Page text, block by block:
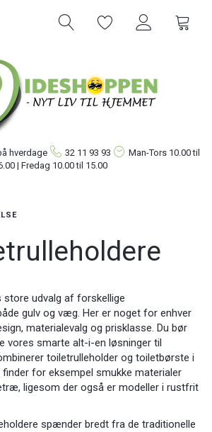
hverdage 32 11 93 93 Man-Tors 10.00 til
| Fredag 10.00 til 15.00
store udvalg af forskellige
gulv og væg. Her er noget for enhver
materialevalg og prisklasse. Du bør
vores smarte alt-i-en løsninger til
toiletrulleholder og toiletbørste i
for eksempel smukke materialer
ligesom der også er modeller i rustfrit
spænder bredt fra de traditionelle